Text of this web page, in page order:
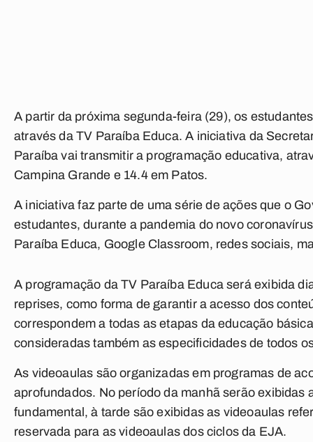
A partir da próxima segunda-feira (29), os
através da TV Paraíba Educa. A iniciativa da
Paraíba vai transmitir a programação educativa,
Campina Grande e 14.4 em Patos.
A iniciativa faz parte de uma série de ações que o
estudantes, durante a pandemia do novo
Paraíba Educa, Google Classroom, redes sociais,
A programação da TV Paraíba Educa será exibida
reprises, como forma de garantir a acesso dos
correspondem a todas as etapas da educação
consideradas também as especificidades de todos
As videoaulas são organizadas em programas de
aprofundados. No período da manhã serão
fundamental, à tarde são exibidas as videoaulas
reservada para as videoaulas dos ciclos da EJA.